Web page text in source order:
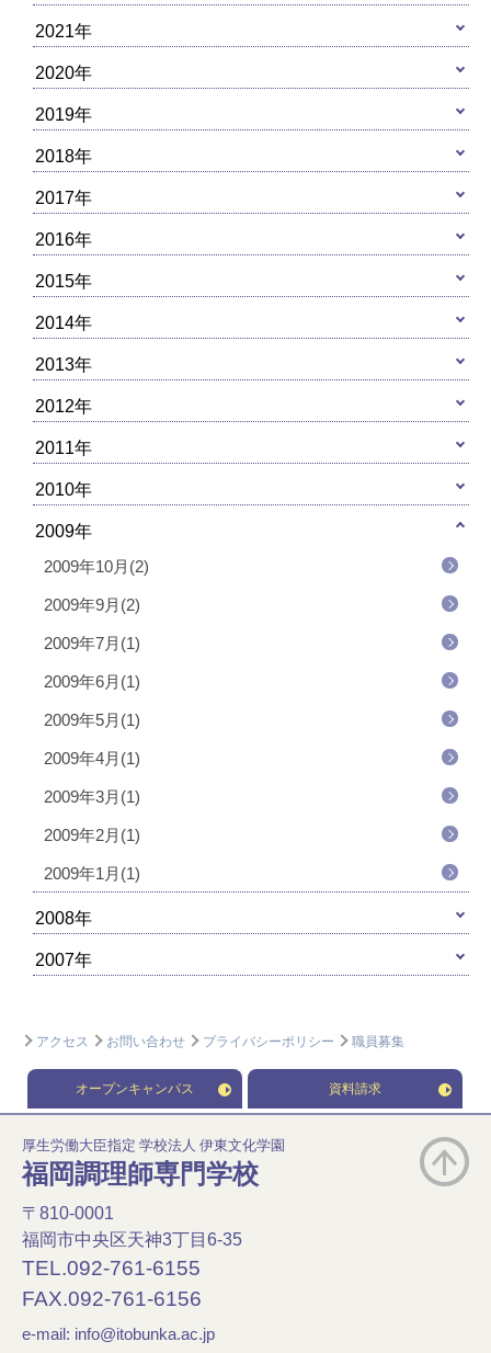
2021年
2020年
2019年
2018年
2017年
2016年
2015年
2014年
2013年
2012年
2011年
2010年
2009年
2009年10月(2)
2009年9月(2)
2009年7月(1)
2009年6月(1)
2009年5月(1)
2009年4月(1)
2009年3月(1)
2009年2月(1)
2009年1月(1)
2008年
2007年
アクセス お問い合わせ プライバシーポリシー 職員募集
オープンキャンパス 資料請求
厚生労働大臣指定 学校法人 伊東文化学園
福岡調理師専門学校
〒810-0001
福岡市中央区天神3丁目6-35
TEL.092-761-6155
FAX.092-761-6156
e-mail: info@itobunka.ac.jp